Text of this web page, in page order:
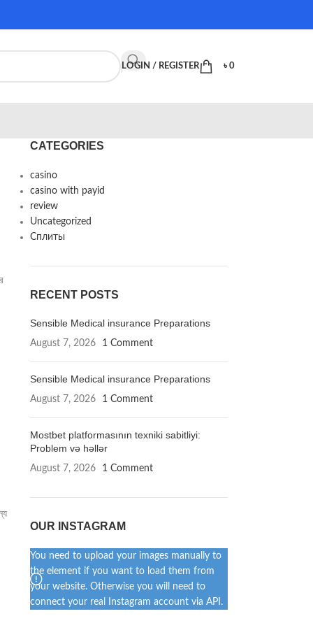
LOGIN / REGISTER ৳0
CATEGORIES
casino
casino with payid
review
Uncategorized
Сплиты
RECENT POSTS
Sensible Medical insurance Preparations
August 7, 2026 1 Comment
Sensible Medical insurance Preparations
August 7, 2026 1 Comment
Mostbet platformasının texniki sabitliyi:
Problem və həllər
August 7, 2026 1 Comment
OUR INSTAGRAM
You need to upload your images manually to
the element if you want to load them from
your website. Otherwise you will need to
connect your real Instagram account via API.